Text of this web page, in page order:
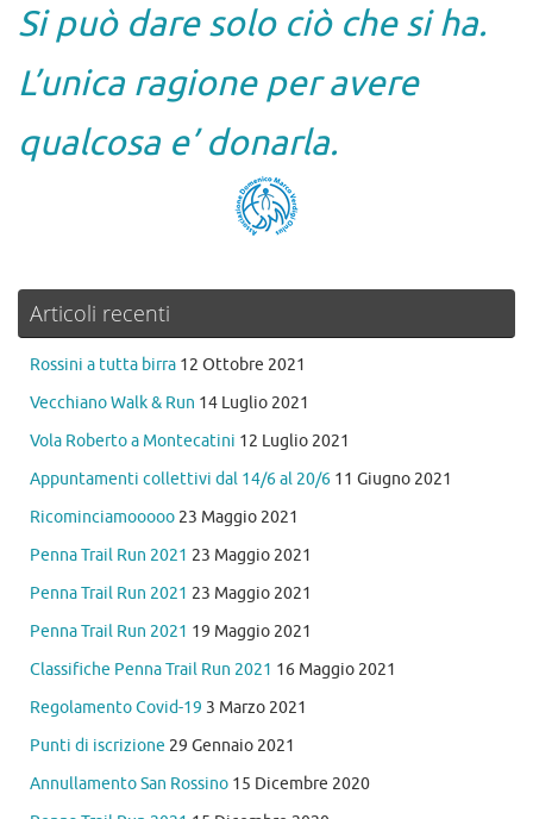
Si può dare solo ciò che si ha.
L’unica ragione per avere
qualcosa e’ donarla.
Articoli recenti
Rossini a tutta birra 12 Ottobre 2021
Vecchiano Walk & Run 14 Luglio 2021
Vola Roberto a Montecatini 12 Luglio 2021
Appuntamenti collettivi dal 14/6 al 20/6 11 Giugno 2021
Ricominciamooooo 23 Maggio 2021
Penna Trail Run 2021 23 Maggio 2021
Penna Trail Run 2021 23 Maggio 2021
Penna Trail Run 2021 19 Maggio 2021
Classifiche Penna Trail Run 2021 16 Maggio 2021
Regolamento Covid-19 3 Marzo 2021
Punti di iscrizione 29 Gennaio 2021
Annullamento San Rossino 15 Dicembre 2020